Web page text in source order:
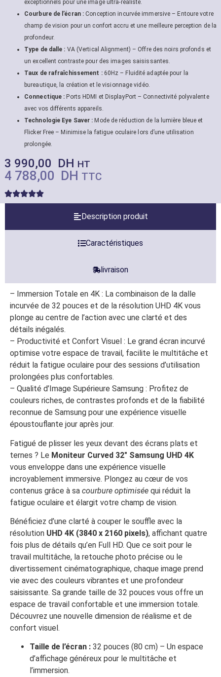
exceptionnels pour une image ultra-réaliste.
Courbure de l’écran : Conception incurvée immersive – Entoure votre
champ de vision pour un confort accru et une meilleure perception de la
profondeur.
Type de dalle : VA (Vertical Alignment) – Offre des noirs profonds et
un excellent contraste pour des images saisissantes.
Taux de rafraîchissement :60Hz – Fluidité adaptée pour la
bureautique, la création et le visionnage vidéo.
Connectique : Ports HDMI et DisplayPort – Connectivité polyvalente
avec vos différents appareils.
Technologie Eye Saver : Mode de réduction de la lumière bleue et
Flicker Free – Minimise la fatigue oculaire lors d’une utilisation
prolongée.
3 990,00 DH HT
4 788,00 DH TTC
Description produit
Caractéristiques
livraison
– Immersion Totale en 4K : La combinaison de la dalle
incurvée de 32 pouces et de la résolution UHD 4K vous
plonge au centre de l’action avec une clarté et des
détails inégalés.
– Productivité et Confort Visuel : Le grand écran incurvé
optimise votre espace de travail, facilite le multitâche et
réduit la fatigue oculaire pour des sessions d’utilisation
prolongées plus confortables.
– Qualité d’Image Supérieure Samsung : Profitez de
couleurs riches, de contrastes profonds et de la fiabilité
reconnue de Samsung pour une expérience visuelle
époustouflante jour après jour.
Fatigué de plisser les yeux devant des écrans plats et
ternes ? Le Moniteur Curved 32″ Samsung UHD 4K
vous enveloppe dans une expérience visuelle
incroyablement immersive. Plongez au cœur de vos
contenus grâce à sa courbure optimisée qui réduit la
fatigue oculaire et élargit votre champ de vision.
Bénéficiez d’une clarté à couper le souffle avec la
résolution UHD 4K (3840 x 2160 pixels), affichant quatre
fois plus de détails qu’en Full HD. Que ce soit pour le
travail multitâche, la retouche photo précise ou le
divertissement cinématographique, chaque image prend
vie avec des couleurs vibrantes et une profondeur
saisissante. Sa grande taille de 32 pouces vous offre un
espace de travail confortable et une immersion totale.
Découvrez une nouvelle dimension de réalisme et de
confort visuel.
Taille de l’écran : 32 pouces (80 cm) – Un espace
d’affichage généreux pour le multitâche et
l’immersion.